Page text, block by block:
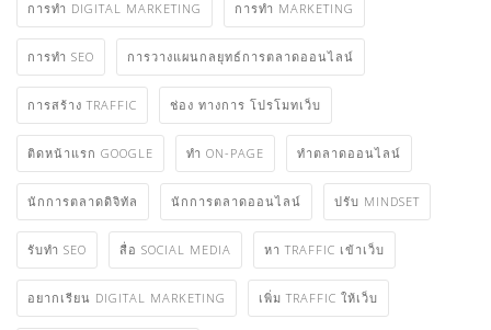
การทำ DIGITAL MARKETING การทำ MARKETING
การทำ SEO การวางแผนกลยุทธ์การตลาดออนไลน์
การสร้าง TRAFFIC ช่อง ทางการ โปรโมทเว็บ
ติดหน้าแรก GOOGLE ทำ ON-PAGE ทําตลาดออนไลน์
นักการตลาดดิจิทัล นักการตลาดออนไลน์ ปรับ MINDSET
รับทำ SEO สื่อ SOCIAL MEDIA หา TRAFFIC เข้าเว็บ
อยากเรียน DIGITAL MARKETING เพิ่ม TRAFFIC ให้เว็บ